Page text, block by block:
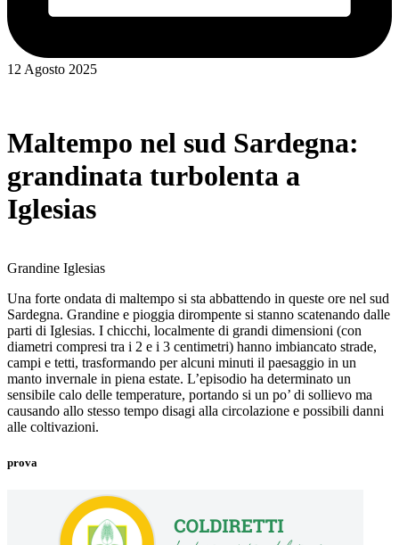
12 Agosto 2025
Maltempo nel sud Sardegna:
grandinata turbolenta a
Iglesias
Grandine Iglesias
Una forte ondata di maltempo si sta abbattendo in queste ore nel sud
Sardegna. Grandine e pioggia dirompente si stanno scatenando dalle
parti di Iglesias. I chicchi, localmente di grandi dimensioni (con
diametri compresi tra i 2 e i 3 centimetri) hanno imbiancato strade,
campi e tetti, trasformando per alcuni minuti il paesaggio in un
manto invernale in piena estate. L’episodio ha determinato un
sensibile calo delle temperature, portando si un po’ di sollievo ma
causando allo stesso tempo disagi alla circolazione e possibili danni
alle coltivazioni.
prova